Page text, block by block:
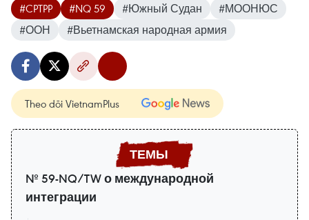
#CPTPP #NQ 59 #Южный Судан
#МООНЮС
#ООН
#Вьетнамская народная армия
Theo dõi VietnamPlus
№ 59-NQ/TW о международной
интеграции